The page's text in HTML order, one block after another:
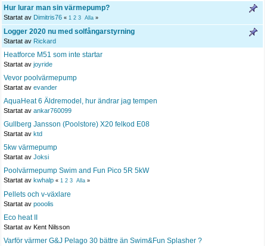
Hur lurar man sin värmepump?
Startat av Dimitris76 « 1 2 3 Alla »
Logger 2020 nu med solfångarstyrning
Startat av Rickard
Heatforce M51 som inte startar
Startat av joyride
Vevor poolvärmepump
Startat av evander
AquaHeat 6 Äldremodel, hur ändrar jag tempen
Startat av ankar760099
Gullberg Jansson (Poolstore) X20 felkod E08
Startat av ktd
5kw värmepump
Startat av Joksi
Poolvärmepump Swim and Fun Pico 5R 5kW
Startat av kwhalp « 1 2 3 Alla »
Pellets och v-växlare
Startat av pooolis
Eco heat II
Startat av Kent Nilsson
Varför värmer G&J Pelago 30 bättre än Swim&Fun Splasher ?